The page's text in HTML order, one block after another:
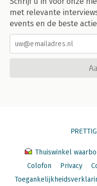
met relevante
events en de beste
Thuiswinkel
Colofon
Privacy